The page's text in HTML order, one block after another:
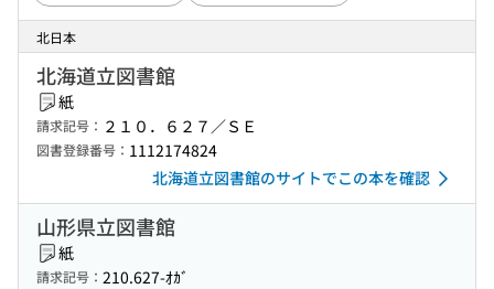
北日本
北海道立図書館
紙
請求記号： ２１０．６２７／ＳＥ
図書登録番号： 1112174824
北海道立図書館のサイトでこの本を確認
山形県立図書館
紙
請求記号： 210.627-ｵｶﾞ